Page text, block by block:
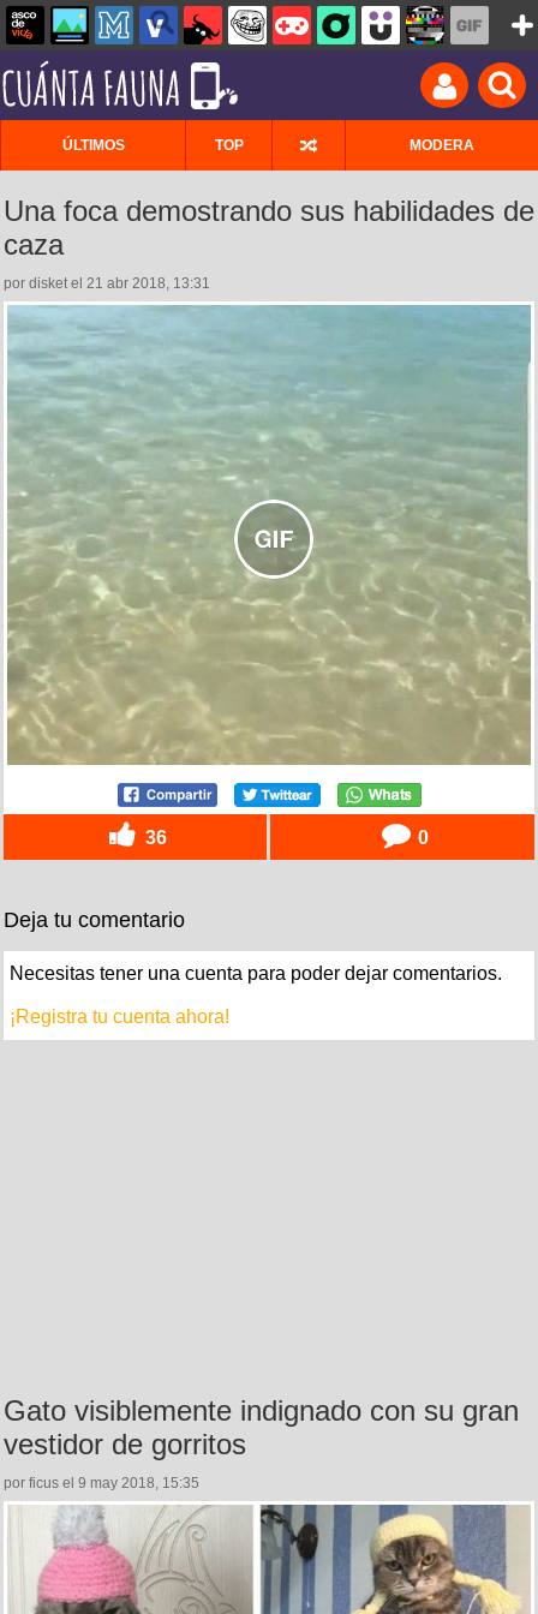
ÚLTIMOS TOP MODERA
Una foca demostrando sus habilidades de
caza
por disket el 21 abr 2018, 13:31
36 0
Deja tu comentario
Necesitas tener una cuenta para poder dejar comentarios.
¡Registra tu cuenta ahora!
Gato visiblemente indignado con su gran
vestidor de gorritos
por ficus el 9 may 2018, 15:35